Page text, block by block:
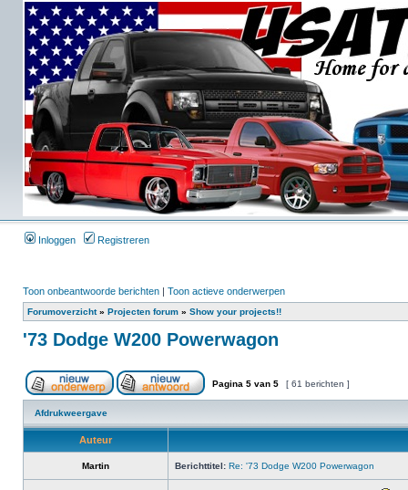
Inloggen Registreren
Toon onbeantwoorde berichten | Toon actieve onderwerpen
Forumoverzicht» Projecten forum » Show your projects!!
'73 Dodge W200 Powerwagon
Pagina 5 van 5 [ 61 berichten ]
Afdrukweergave
Auteur
Martin Berichttitel: Re: '73 Dodge W200 Powerwagon